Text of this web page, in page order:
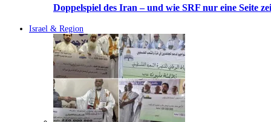
Doppelspiel des Iran – und wie SRF nur eine Seite
Israel & Region